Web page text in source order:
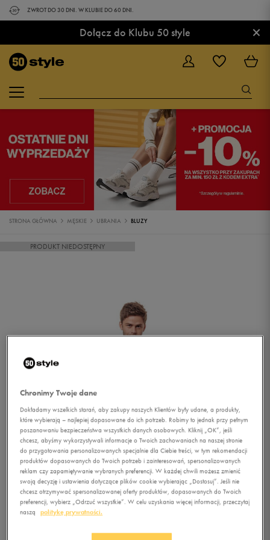
ZWROT DO 30 DNI. W KLUBIE DO 60 DNI.
Dołącz do Klubu 50 style ×
STRONA GŁÓWNA MĘSKIE UBRANIA BLUZY
PRODUKT NIEDOSTĘPNY
1/5
Chronimy Twoje dane
Dokładamy wszelkich starań, aby zakupy naszych Klientów były udane, a produkty,
które wybierają – najlepiej dopasowane do ich potrzeb. Robimy to jednak przy pełnym
poszanowaniu bezpieczeństwa wszystkich danych osobowych. Kliknij „OK”, jeśli
chcesz, abyśmy wykorzystywali informacje o Twoich zachowaniach na naszej stronie
do przygotowania personalizowanych specjalnie dla Ciebie treści, w tym rekomendacji
produktów dopasowanych do Twoich potrzeb i zainteresowań, spersonalizowanych
reklam czy zapamiętywanie wybranych preferencji. W każdej chwili możesz zmienić
swoją decyzję i ustawienia dotyczące plików cookie wybierając „Dostosuj”. Jeśli nie
chcesz otrzymywać spersonalizowanej oferty produktów, dopasowanych do Twoich
preferencji, wybierz „Odrzuć wszystkie”. W celu uzyskania więcej informacji, przeczytaj
naszą
politykę prywatności.